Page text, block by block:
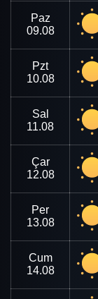
Paz
09.08
Pzt
10.08
Sal
11.08
Çar
12.08
Per
13.08
Cum
14.08